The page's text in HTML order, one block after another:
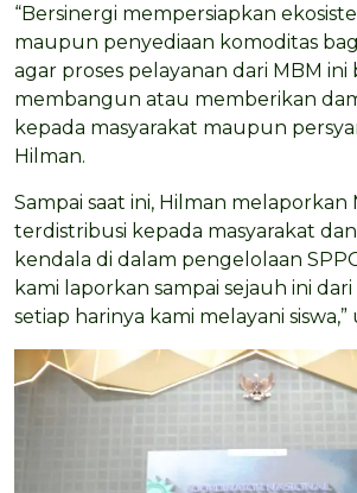
“Bersinergi mempersiapkan
maupun penyediaan komoditas
agar proses pelayanan dari MBM ini
membangun atau memberikan
kepada masyarakat maupun
Hilman.
Sampai saat ini, Hilman melaporkan
terdistribusi kepada masyarakat
kendala di dalam pengelolaan
kami laporkan sampai sejauh ini
setiap harinya kami melayani